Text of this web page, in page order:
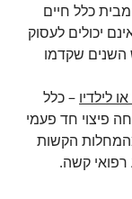
כלל חיים
יכולים לעסוק
השנים שקדמו
לילדיו – כלל
פיצוי חד פעמי
הקשות
רפואי קשה.